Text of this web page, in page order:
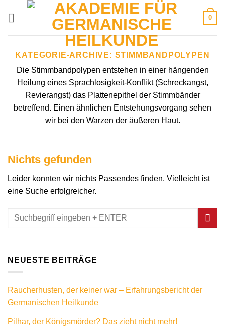
0
KATEGORIE-ARCHIVE: STIMMBANDPOLYPEN
Die Stimmbandpolypen entstehen in einer hängenden
Heilung eines Sprachlosigkeit-Konflikt (Schreckangst,
Revierangst) das Plattenepithel der Stimmbänder
betreffend. Einen ähnlichen Entstehungsvorgang sehen
wir bei den Warzen der äußeren Haut.
Nichts gefunden
Leider konnten wir nichts Passendes finden. Vielleicht ist
eine Suche erfolgreicher.
NEUESTE BEITRÄGE
Raucherhusten, der keiner war – Erfahrungsbericht der
Germanischen Heilkunde
Pilhar, der Königsmörder? Das zieht nicht mehr!